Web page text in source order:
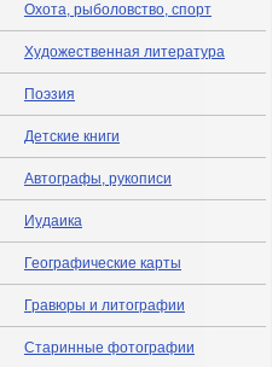
Охота, рыболовство, спорт
Художественная литература
Поэзия
Детские книги
Автографы, рукописи
Иудаика
Географические карты
Гравюры и литографии
Старинные фотографии